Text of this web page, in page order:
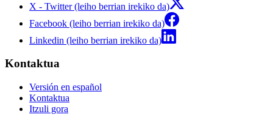
X - Twitter (leiho berrian irekiko da)
Facebook (leiho berrian irekiko da)
Linkedin (leiho berrian irekiko da)
Kontaktua
Versión en español
Kontaktua
Itzuli gora